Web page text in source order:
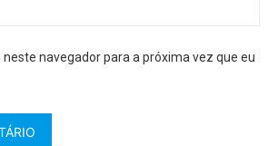
navegador para a próxima vez que eu